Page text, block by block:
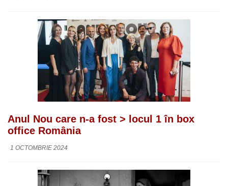
Anul Nou care n-a fost > locul 1 în box
office România
1 OCTOMBRIE 2024